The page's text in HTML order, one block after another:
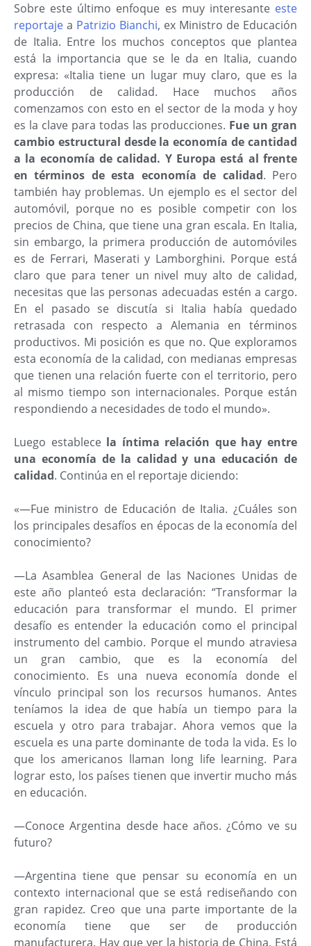
Sobre este último enfoque es muy interesante este
reportaje a Patrizio Bianchi, ex Ministro de Educación
de Italia. Entre los muchos conceptos que plantea
está la importancia que se le da en Italia, cuando
expresa: «Italia tiene un lugar muy claro, que es la
producción de calidad. Hace muchos años
comenzamos con esto en el sector de la moda y hoy
es la clave para todas las producciones. Fue un gran
cambio estructural desde la economía de cantidad
a la economía de calidad. Y Europa está al frente
en términos de esta economía de calidad. Pero
también hay problemas. Un ejemplo es el sector del
automóvil, porque no es posible competir con los
precios de China, que tiene una gran escala. En Italia,
sin embargo, la primera producción de automóviles
es de Ferrari, Maserati y Lamborghini. Porque está
claro que para tener un nivel muy alto de calidad,
necesitas que las personas adecuadas estén a cargo.
En el pasado se discutía si Italia había quedado
retrasada con respecto a Alemania en términos
productivos. Mi posición es que no. Que exploramos
esta economía de la calidad, con medianas empresas
que tienen una relación fuerte con el territorio, pero
al mismo tiempo son internacionales. Porque están
respondiendo a necesidades de todo el mundo».
Luego establece la íntima relación que hay entre
una economía de la calidad y una educación de
calidad. Continúa en el reportaje diciendo:
«—Fue ministro de Educación de Italia. ¿Cuáles son
los principales desafíos en épocas de la economía del
conocimiento?
—La Asamblea General de las Naciones Unidas de
este año planteó esta declaración: “Transformar la
educación para transformar el mundo. El primer
desafío es entender la educación como el principal
instrumento del cambio. Porque el mundo atraviesa
un gran cambio, que es la economía del
conocimiento. Es una nueva economía donde el
vínculo principal son los recursos humanos. Antes
teníamos la idea de que había un tiempo para la
escuela y otro para trabajar. Ahora vemos que la
escuela es una parte dominante de toda la vida. Es lo
que los americanos llaman long life learning. Para
lograr esto, los países tienen que invertir mucho más
en educación.
—Conoce Argentina desde hace años. ¿Cómo ve su
futuro?
—Argentina tiene que pensar su economía en un
contexto internacional que se está rediseñando con
gran rapidez. Creo que una parte importante de la
economía tiene que ser de producción
manufacturera. Hay que ver la historia de China. Está